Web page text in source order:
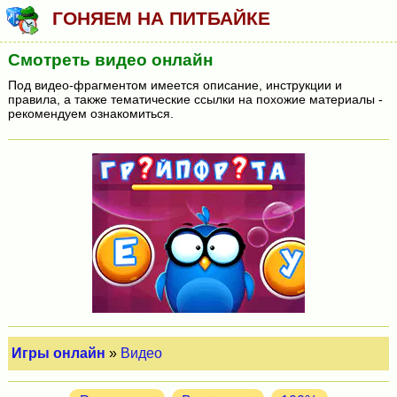
ГОНЯЕМ НА ПИТБАЙКЕ
Смотреть видео онлайн
Под видео-фрагментом имеется описание, инструкции и
правила, а также тематические ссылки на похожие материалы -
рекомендуем ознакомиться.
Игры онлайн » Видео